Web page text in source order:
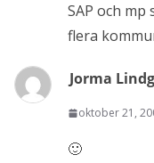
SAP och
flera
Jorma
oktober 21,
🙂